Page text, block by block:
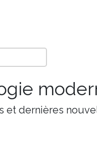
et dernières